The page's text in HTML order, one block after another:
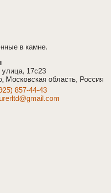
в камне.
17с23
Московская область, Россия
857-44-43